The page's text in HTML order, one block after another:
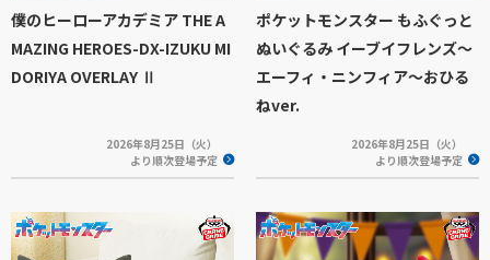
僕のヒーローアカデミア THE A
MAZING HEROES-DX-IZUKU MI
DORIYA OVERLAY Ⅱ
2026年8月25日（火）
より順次登場予定
ポケットモンスター もふぐっと
ぬいぐるみ イーブイフレンズ～
エーフィ・ニンフィア～おひる
ねver.
2026年8月25日（火）
より順次登場予定